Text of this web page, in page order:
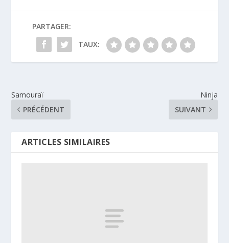
PARTAGER:
TAUX:
Samouraï
PRÉCÉDENT
Ninja
SUIVANT
ARTICLES SIMILAIRES